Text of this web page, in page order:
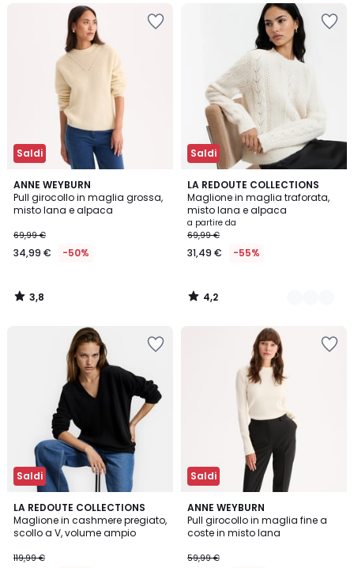
Saldi
ANNE WEYBURN
Pull girocollo in maglia grossa,
misto lana e alpaca
69,99 €
34,99 € -50%
3,8
/ 5
3,8
/
Saldi
LA REDOUTE COLLECTIONS
Maglione in maglia traforata,
misto lana e alpaca
a partire da
69,99 €
31,49 € -55%
4,2
/ 5
2
Colori
4,2
/
Saldi
LA REDOUTE COLLECTIONS
Maglione in cashmere pregiato,
scollo a V, volume ampio
119,99 €
4,3
/ 5
2
Colori
Saldi
ANNE WEYBURN
Pull girocollo in maglia fine a
coste in misto lana
59,99 €
4,7
/ 5